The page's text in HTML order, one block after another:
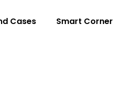
Cases Smart Corner